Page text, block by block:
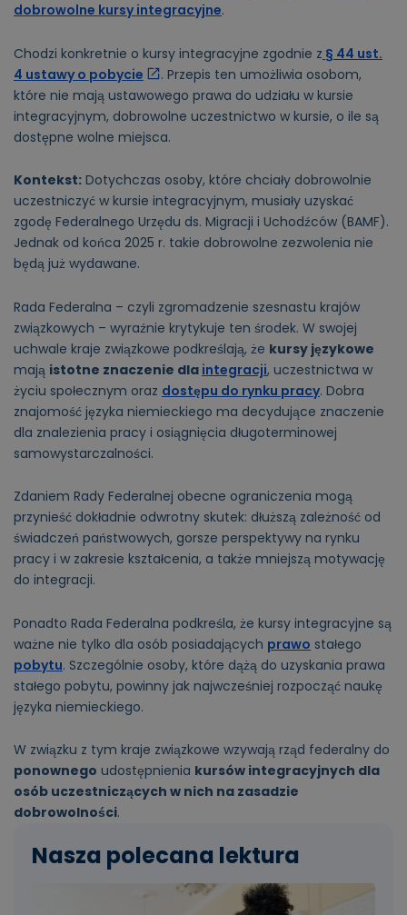
dobrowolne kursy integracyjne.
Chodzi konkretnie o kursy integracyjne zgodnie z § 44 ust.
4 ustawy o pobycie
. Przepis ten umożliwia osobom,
które nie mają ustawowego prawa do udziału w kursie
integracyjnym, dobrowolne uczestnictwo w kursie, o ile są
dostępne wolne miejsca.
Kontekst: Dotychczas osoby, które chciały dobrowolnie
uczestniczyć w kursie integracyjnym, musiały uzyskać
zgodę Federalnego Urzędu ds. Migracji i Uchodźców (BAMF).
Jednak od końca 2025 r. takie dobrowolne zezwolenia nie
będą już wydawane.
Rada Federalna – czyli zgromadzenie szesnastu krajów
związkowych – wyraźnie krytykuje ten środek. W swojej
uchwale kraje związkowe podkreślają, że kursy językowe
mają istotne znaczenie dla integracji, uczestnictwa w
życiu społecznym oraz dostępu do rynku pracy. Dobra
znajomość języka niemieckiego ma decydujące znaczenie
dla znalezienia pracy i osiągnięcia długoterminowej
samowystarczalności.
Zdaniem Rady Federalnej obecne ograniczenia mogą
przynieść dokładnie odwrotny skutek: dłuższą zależność od
świadczeń państwowych, gorsze perspektywy na rynku
pracy i w zakresie kształcenia, a także mniejszą motywację
do integracji.
Ponadto Rada Federalna podkreśla, że kursy integracyjne są
ważne nie tylko dla osób posiadających prawo stałego
pobytu. Szczególnie osoby, które dążą do uzyskania prawa
stałego pobytu, powinny jak najwcześniej rozpocząć naukę
języka niemieckiego.
W związku z tym kraje związkowe wzywają rząd federalny do
ponownego udostępnienia kursów integracyjnych dla
osób uczestniczących w nich na zasadzie
dobrowolności.
Nasza polecana lektura